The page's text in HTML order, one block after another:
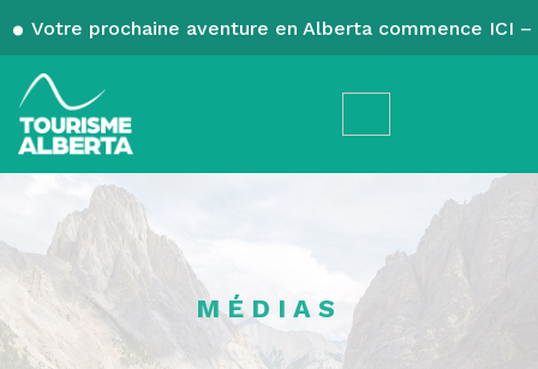
Votre prochaine aventure en Alberta commence ICI
MÉDIAS